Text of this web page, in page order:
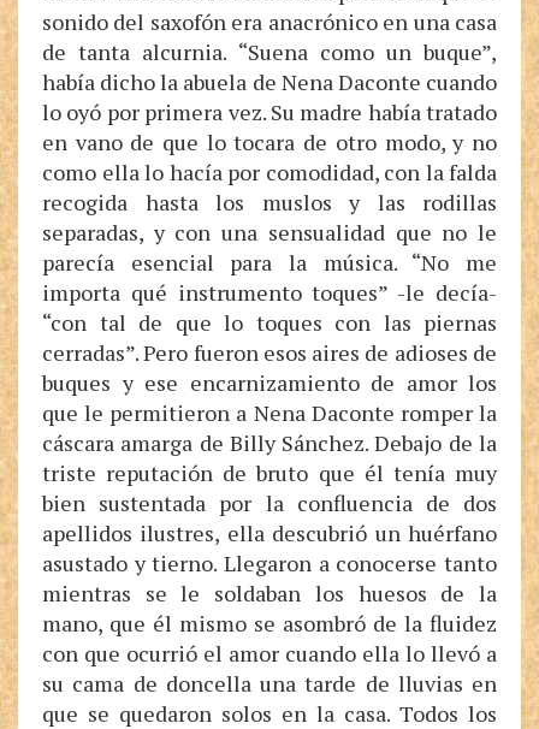
sonido del saxofón era anacrónico en una casa
de tanta alcurnia. “Suena como un buque”,
había dicho la abuela de Nena Daconte cuando
lo oyó por primera vez. Su madre había tratado
en vano de que lo tocara de otro modo, y no
como ella lo hacía por comodidad, con la falda
recogida hasta los muslos y las rodillas
separadas, y con una sensualidad que no le
parecía esencial para la música. “No me
importa qué instrumento toques” -le decía-
“con tal de que lo toques con las piernas
cerradas”. Pero fueron esos aires de adioses de
buques y ese encarnizamiento de amor los
que le permitieron a Nena Daconte romper la
cáscara amarga de Billy Sánchez. Debajo de la
triste reputación de bruto que él tenía muy
bien sustentada por la confluencia de dos
apellidos ilustres, ella descubrió un huérfano
asustado y tierno. Llegaron a conocerse tanto
mientras se le soldaban los huesos de la
mano, que él mismo se asombró de la fluidez
con que ocurrió el amor cuando ella lo llevó a
su cama de doncella una tarde de lluvias en
que se quedaron solos en la casa. Todos los